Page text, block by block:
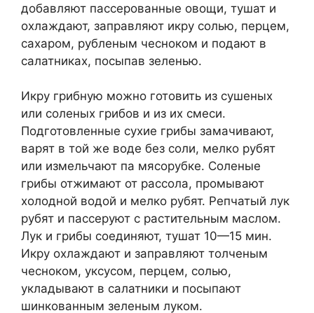
добавляют пассерованные овощи, тушат и
охлаждают, заправляют икру солью, перцем,
сахаром, рубленым чесноком и подают в
салатниках, посыпав зеленью.
Икру грибную можно готовить из сушеных
или соленых грибов и из их смеси.
Подготовленные сухие грибы замачивают,
варят в той же воде без соли, мелко рубят
или измельчают па мясорубке. Соленые
грибы отжимают от рассола, промывают
холодной водой и мелко рубят. Репчатый лук
рубят и пассеруют с растительным маслом.
Лук и грибы соединяют, тушат 10—15 мин.
Икру охлаждают и заправляют толченым
чесноком, уксусом, перцем, солью,
укладывают в салатники и посыпают
шинкованным зеленым луком.